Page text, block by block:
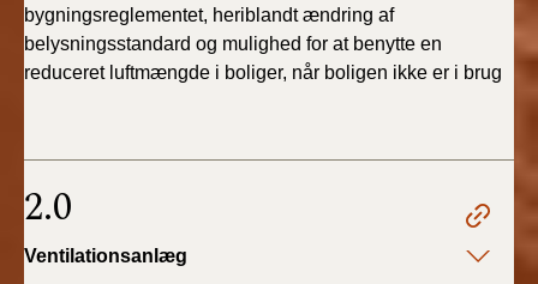
bygningsreglementet, heriblandt ændring af
belysningsstandard og mulighed for at benytte en
reduceret luftmængde i boliger, når boligen ikke er i brug
2.0
Ventilationsanlæg